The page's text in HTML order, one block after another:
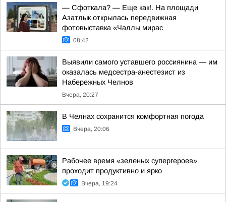
— Сфоткала? — Еще как!. На площади
Азатлык открылась передвижная
фотовыставка «Чаллы мирас
08:42
Выявили самого уставшего россиянина — им
оказалась медсестра-анестезист из
Набережных Челнов
Вчера, 20:27
В Челнах сохранится комфортная погода
Вчера, 20:06
Рабочее время «зеленых супергероев»
проходит продуктивно и ярко
Вчера, 19:24